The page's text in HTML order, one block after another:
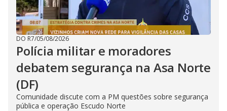
DO R7/05/08/2026
Polícia militar e moradores
debatem segurança na Asa Norte
(DF)
Comunidade discute com a PM questões sobre segurança
pública e operação Escudo Norte